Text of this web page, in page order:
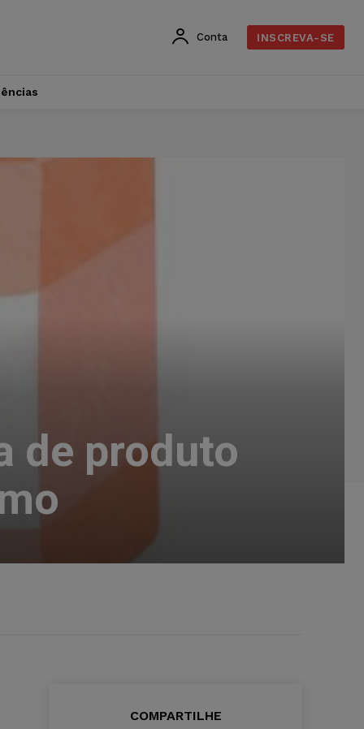
Conta INSCREVA-SE
de produto
COMPARTILHE